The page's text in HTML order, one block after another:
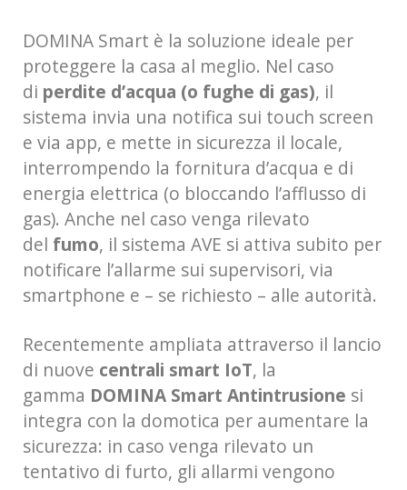
DOMINA Smart è la soluzione ideale per
proteggere la casa al meglio. Nel caso
di perdite d’acqua (o fughe di gas), il
sistema invia una notifica sui touch screen
e via app, e mette in sicurezza il locale,
interrompendo la fornitura d’acqua e di
energia elettrica (o bloccando l’afflusso di
gas). Anche nel caso venga rilevato
del fumo, il sistema AVE si attiva subito per
notificare l’allarme sui supervisori, via
smartphone e – se richiesto – alle autorità.
Recentemente ampliata attraverso il lancio
di nuove centrali smart IoT, la
gamma DOMINA Smart Antintrusione si
integra con la domotica per aumentare la
sicurezza: in caso venga rilevato un
tentativo di furto, gli allarmi vengono